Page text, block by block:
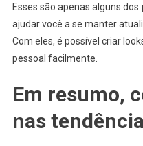
Esses são apenas alguns dos
ajudar você a se manter
Com eles, é possível criar
pessoal facilmente.
Em resumo,
nas